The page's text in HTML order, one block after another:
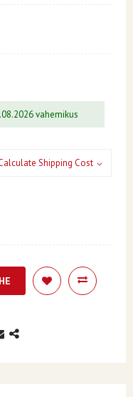
vahemikus
Shipping Cost